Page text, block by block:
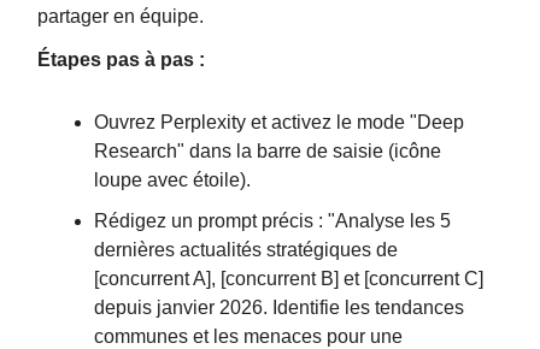
partager en équipe.
Étapes pas à pas :
Ouvrez Perplexity et activez le mode "Deep
Research" dans la barre de saisie (icône
loupe avec étoile).
Rédigez un prompt précis : "Analyse les 5
dernières actualités stratégiques de
[concurrent A], [concurrent B] et [concurrent C]
depuis janvier 2026. Identifie les tendances
communes et les menaces pour une